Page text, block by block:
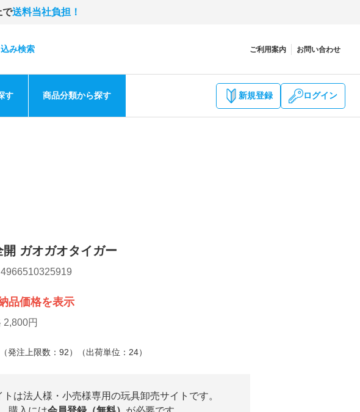
で送料当社負担！
み検索 ご利用案内 お問い合わせ
す 商品分類から探す 新規登録 ログイン
ガオガオタイガー
品価格を表示
2,800円
（発注上限数：92）（出荷単位：24）
トは法人様・小売様専用の玩具卸売サイトです。